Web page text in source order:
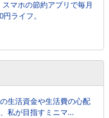
マホの節約アプリで毎月
ライフ。
生活資金や生活費の心配
私が目指すミニマ...